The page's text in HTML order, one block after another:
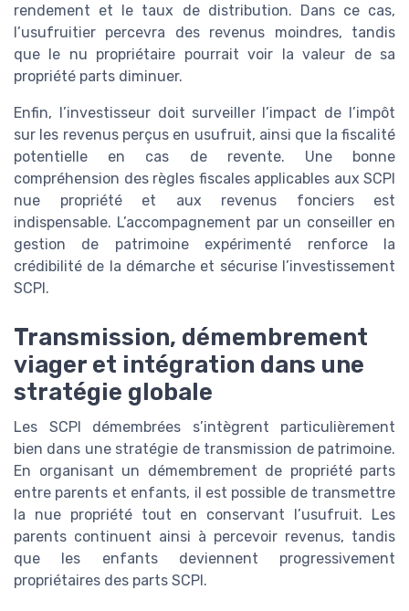
rendement et le taux de distribution. Dans ce cas,
l’usufruitier percevra des revenus moindres, tandis
que le nu propriétaire pourrait voir la valeur de sa
propriété parts diminuer.
Enfin, l’investisseur doit surveiller l’impact de l’impôt
sur les revenus perçus en usufruit, ainsi que la fiscalité
potentielle en cas de revente. Une bonne
compréhension des règles fiscales applicables aux SCPI
nue propriété et aux revenus fonciers est
indispensable. L’accompagnement par un conseiller en
gestion de patrimoine expérimenté renforce la
crédibilité de la démarche et sécurise l’investissement
SCPI.
Transmission, démembrement
viager et intégration dans une
stratégie globale
Les SCPI démembrées s’intègrent particulièrement
bien dans une stratégie de transmission de patrimoine.
En organisant un démembrement de propriété parts
entre parents et enfants, il est possible de transmettre
la nue propriété tout en conservant l’usufruit. Les
parents continuent ainsi à percevoir revenus, tandis
que les enfants deviennent progressivement
propriétaires des parts SCPI.